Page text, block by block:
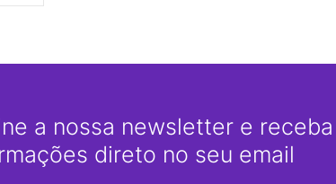
a nossa newsletter e
direto no seu email